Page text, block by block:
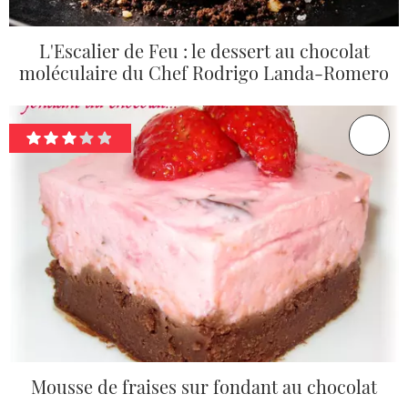
L'Escalier de Feu : le dessert au chocolat
moléculaire du Chef Rodrigo Landa-Romero
Mousse de fraises sur fondant au chocolat